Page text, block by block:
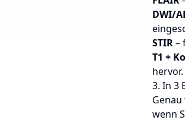
DWI/
STIR–
T1 +
hervor.
3. In 3
wenn